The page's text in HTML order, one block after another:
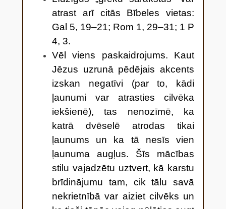
atrast arī citās Bībeles vietas:
Gal 5, 19–21; Rom 1, 29–31; 1 P
4, 3.
Vēl viens paskaidrojums. Kaut
Jēzus uzrunā pēdējais akcents
izskan negatīvi (par to, kādi
ļaunumi var atrasties cilvēka
iekšienē), tas nenozīmē, ka
katrā dvēselē atrodas tikai
ļaunums un ka tā nesīs vien
ļaunuma augļus. Šīs mācības
stilu vajadzētu uztvert, kā karstu
brīdinājumu tam, cik tālu savā
nekrietnībā var aiziet cilvēks un